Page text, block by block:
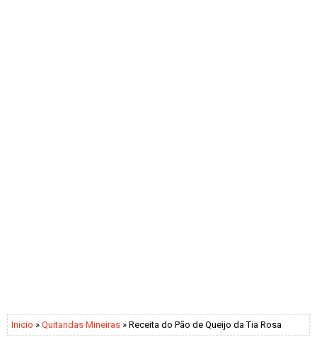
Inicio » Quitandas Mineiras » Receita do Pão de Queijo da Tia Rosa